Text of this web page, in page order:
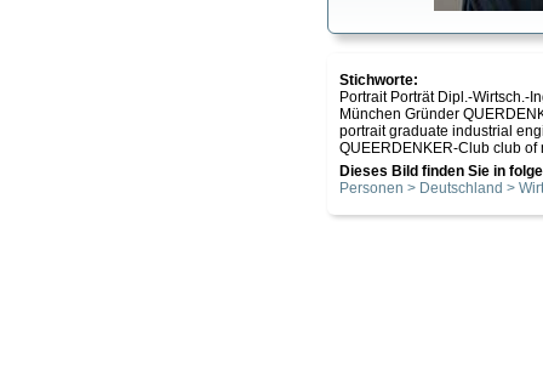
Stichworte:
Portrait Porträt Dipl.-Wirtsch.-
München Gründer
portrait graduate industrial
QUEERDENKER-Club club
Dieses Bild finden Sie in
Personen > Deutschland >